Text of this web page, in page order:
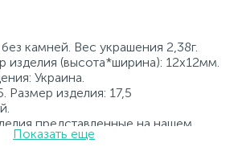
камней. Вес украшения 2,38г.
изделия (высота*ширина): 12х12мм.
Украина.
Размер изделия: 17,5
представленные на нашем
контроль качества, а также
Показать еще